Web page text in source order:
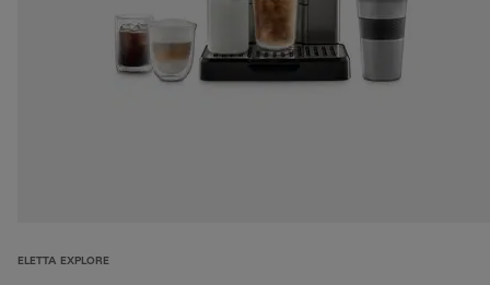
ELETTA EXPLORE